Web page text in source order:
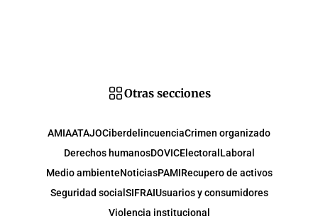
Otras secciones
AMIAATAJOCiberdelincuenciaCrimen organizado
Derechos humanosDOVICElectoral Laboral
Medio ambienteNoticiasPAMIRecupero de activos
Seguridad social SIFRAIUsuarios y consumidores
Violencia institucional